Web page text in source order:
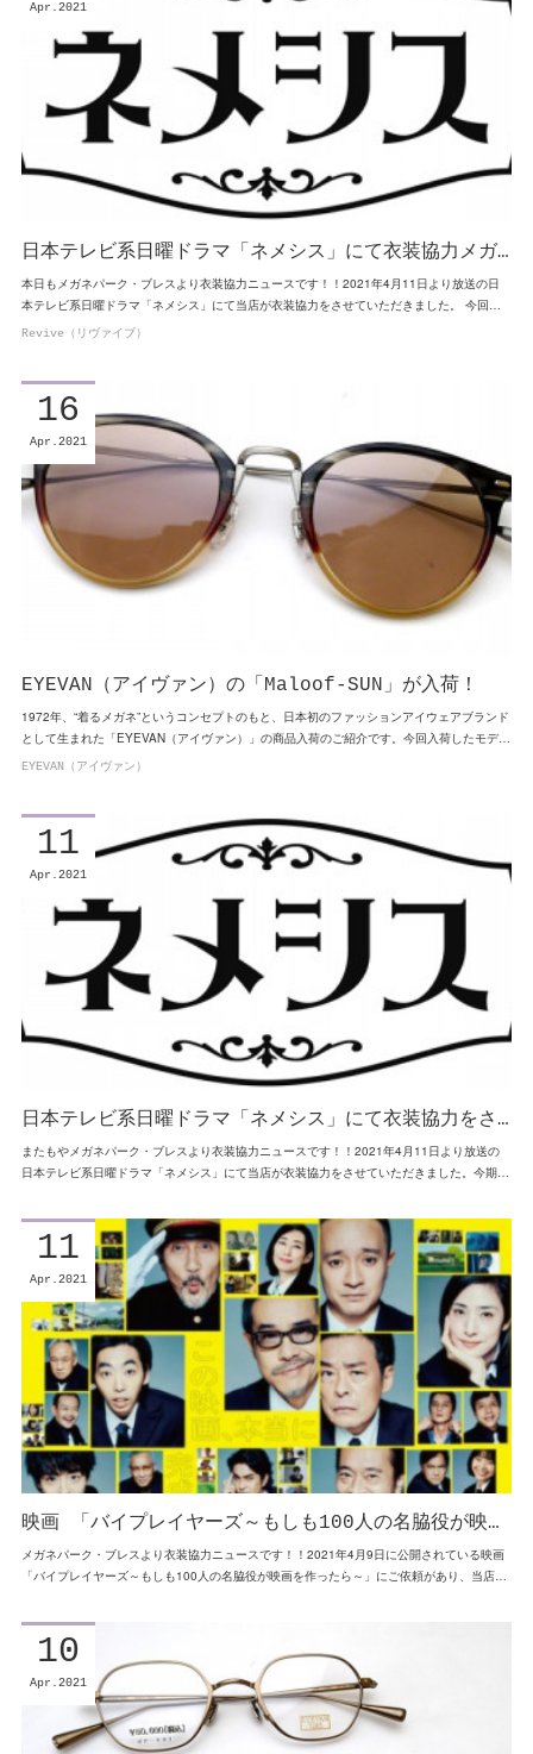
日本テレビ系日曜ドラマ「ネメシス」にて衣装協力メガ…
本日もメガネパーク・ブレスより衣装協力ニュースです！！2021年4月11日より放送の日
本テレビ系日曜ドラマ「ネメシス」にて当店が衣装協力をさせていただきました。 今回…
Apr 2021
Revive（リヴァイブ）
EYEVAN（アイヴァン）の「Maloof-SUN」が入荷！
1972年、“着るメガネ”というコンセプトのもと、日本初のファッションアイウェアブランド
として生まれた「EYEVAN（アイヴァン）」の商品入荷のご紹介です。今回入荷したモデ…
16
Apr 2021
EYEVAN（アイヴァン）
日本テレビ系日曜ドラマ「ネメシス」にて衣装協力をさ…
またもやメガネパーク・ブレスより衣装協力ニュースです！！2021年4月11日より放送の
日本テレビ系日曜ドラマ「ネメシス」にて当店が衣装協力をさせていただきました。今期…
11
Apr 2021
映画 「バイプレイヤーズ～もしも100人の名脇役が映…
メガネパーク・ブレスより衣装協力ニュースです！！2021年4月9日に公開されている映画
「バイプレイヤーズ～もしも100人の名脇役が映画を作ったら～」にご依頼があり、当店…
11
Apr 2021
10
Apr 2021